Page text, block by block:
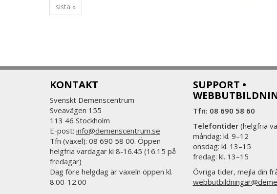
sista »
KONTAKT
Svenskt Demenscentrum
Sveavägen 155
113 46 Stockholm
E-post: info@demenscentrum.se
Tfn (växel): 08 690 58 00. Öppen
helgfria vardagar kl 8-16.45 (16.15 på
fredagar)
Dag före helgdag är växeln öppen kl.
8.00-12.00
SUPPORT •
Tfn: 08 690 58 60
Telefontider(helgfria
måndag: kl. 9–12
onsdag: kl. 13–15
fredag: kl. 13–15
Övriga tider, mejla din